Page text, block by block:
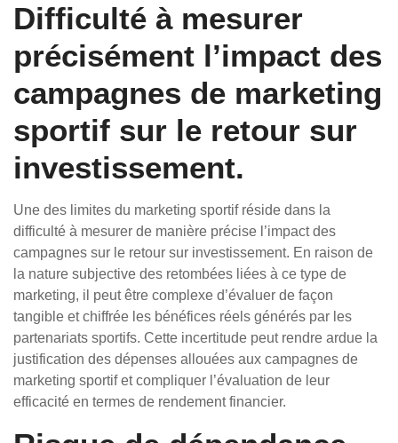
Difficulté à mesurer
précisément l’impact des
campagnes de marketing
sportif sur le retour sur
investissement.
Une des limites du marketing sportif réside dans la
difficulté à mesurer de manière précise l’impact des
campagnes sur le retour sur investissement. En raison de
la nature subjective des retombées liées à ce type de
marketing, il peut être complexe d’évaluer de façon
tangible et chiffrée les bénéfices réels générés par les
partenariats sportifs. Cette incertitude peut rendre ardue la
justification des dépenses allouées aux campagnes de
marketing sportif et compliquer l’évaluation de leur
efficacité en termes de rendement financier.